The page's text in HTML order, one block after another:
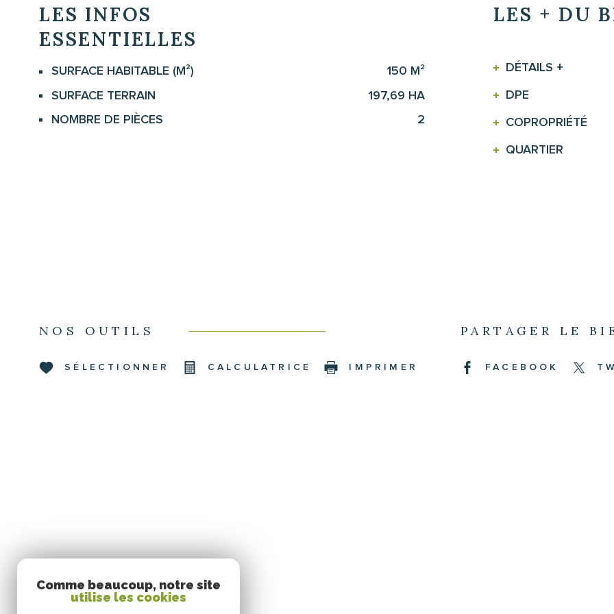
LES INFOS
ESSENTIELLES
Caractérisque Valeurs
SURFACE HABITABLE (M²)
150 M²
SURFACE TERRAIN
197,69 HA
NOMBRE DE PIÈCES
2
LES + DU
DÉTAILS +
DPE
COPROPRIÉTÉ
QUARTIER
NOS OUTILS
SÉLECTIONNER CALCULATRICE IMPRIMER
PARTAGER LE
FACEBOOK
Comme beaucoup, notre site
utilise les cookies